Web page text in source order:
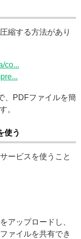
縮する方法があり
co...
、PDFファイルを簡
。
使う
ービスを使うこと
アップロードし、
ァイルを共有でき